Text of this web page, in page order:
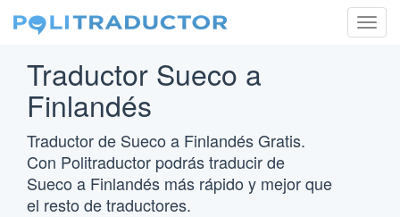
Traductor Sueco a
Finlandés
Traductor de Sueco a Finlandés Gratis.
Con Politraductor podrás traducir de
Sueco a Finlandés más rápido y mejor que
el resto de traductores.